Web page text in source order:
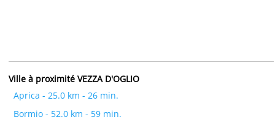
Ville à proximité VEZZA D'OGLIO
Aprica - 25.0 km - 26 min.
Bormio - 52.0 km - 59 min.